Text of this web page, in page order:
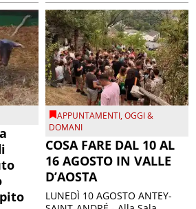
APPUNTAMENTI,OGGI &
DOMANI
COSA FARE DAL 10 AL
16 AGOSTO IN VALLE
D’AOSTA
LUNEDÌ 10 AGOSTO ANTEY-